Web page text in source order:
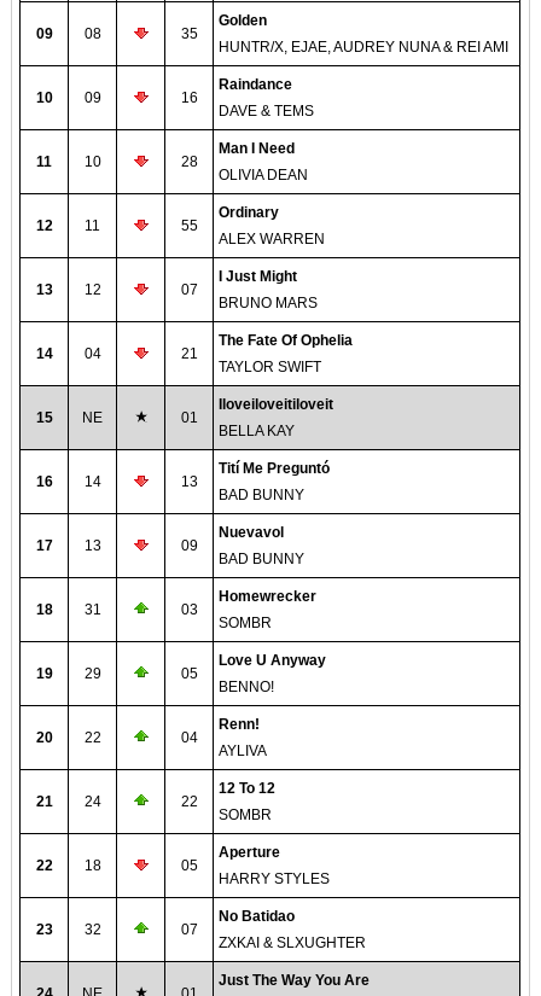
09 08 35
Golden
HUNTR/X, EJAE, AUDREY NUNA & REI AMI
10 09 16
Raindance
DAVE & TEMS
11 10 28
Man I Need
OLIVIA DEAN
12 11 55
Ordinary
ALEX WARREN
13 12 07
I Just Might
BRUNO MARS
14 04 21
The Fate Of Ophelia
TAYLOR SWIFT
15 NE 01
Iloveiloveitiloveit
BELLA KAY
16 14 13
Tití Me Preguntó
BAD BUNNY
17 13 09
Nuevavol
BAD BUNNY
18 31 03
Homewrecker
SOMBR
19 29 05
Love U Anyway
BENNO!
20 22 04
Renn!
AYLIVA
21 24 22
12 To 12
SOMBR
22 18 05
Aperture
HARRY STYLES
23 32 07
No Batidao
ZXKAI & SLXUGHTER
Just The Way You Are